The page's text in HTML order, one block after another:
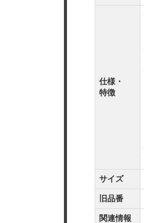
仕様・
特徴
サイズ
旧品番
関連情報